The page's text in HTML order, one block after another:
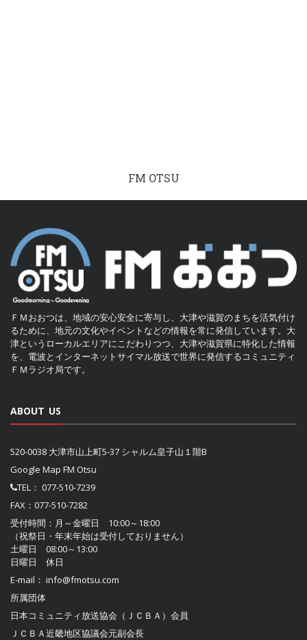
FM OTSU
ＦＭおおつは、地域の安心安全に寄与し、大津や滋賀のまちを活気付け
るために、地元の文化やイベントなどの情報を常に発信しています。大
津というローカルエリアにこだわりつつ、大津や滋賀県に特化した情報
を、電波とインターネットサイマル放送で世界に発信するコミュニティ
ＦＭラジオ局です。
ABOUT US
520-0038 大津市山上町5-37 シャルム皇子山１階B
Google Map FM Otsu
TEL： 077-510-7239
FAX：077-510-7282
受付時間：月～金曜日 10:00～18:00
（祝祭日・年末年始は受付しておりません）
土曜日 08:00～13:00
日曜日 休日
E-mail： info@fmotsu.com
所属団体
日本コミュニティ放送協会（ＪＣＢＡ） 会員
ＪＣＢＡ近畿地区協議会元副会長